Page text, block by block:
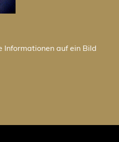
Informationen auf ein Bild